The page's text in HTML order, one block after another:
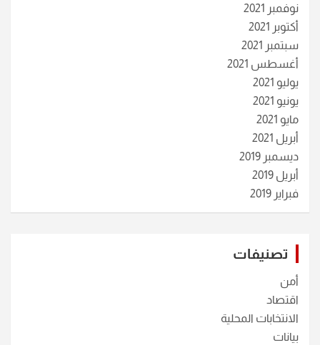
نوفمبر 2021
أكتوبر 2021
سبتمبر 2021
أغسطس 2021
يوليو 2021
يونيو 2021
مايو 2021
أبريل 2021
ديسمبر 2019
أبريل 2019
فبراير 2019
تصنيفات
أمن
اقتصاد
الانتخابات المحلية
بيانات